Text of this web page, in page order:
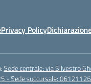
Privacy Policy
Sede centrale: via Silvestro
- Sede succursale: